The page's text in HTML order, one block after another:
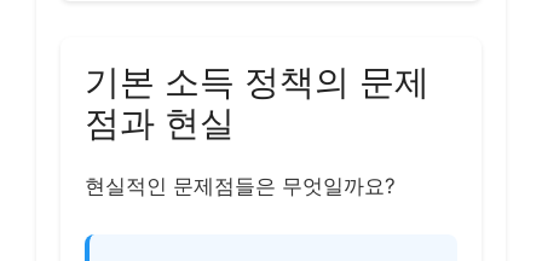
기본 소득 정책의 문제
점과 현실
현실적인 문제점들은 무엇일까요?